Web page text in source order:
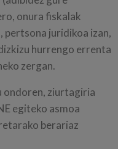
onura fiskalak
pertsona juridikoa izan,
hurrengo errenta
zergan.
ondoren, ziurtagiria
egiteko asmoa
berariaz